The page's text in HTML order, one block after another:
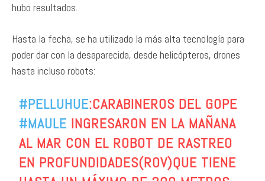
hubo resultados.
Hasta la fecha, se ha utilizado la más alta tecnología para
poder dar con la desaparecida, desde helicópteros, drones
hasta incluso robots:
#PELLUHUE:CARABINEROS DEL GOPE
#MAULE INGRESARON EN LA MAÑANA
AL MAR CON EL ROBOT DE RASTREO
EN PROFUNDIDADES(ROV)QUE TIENE